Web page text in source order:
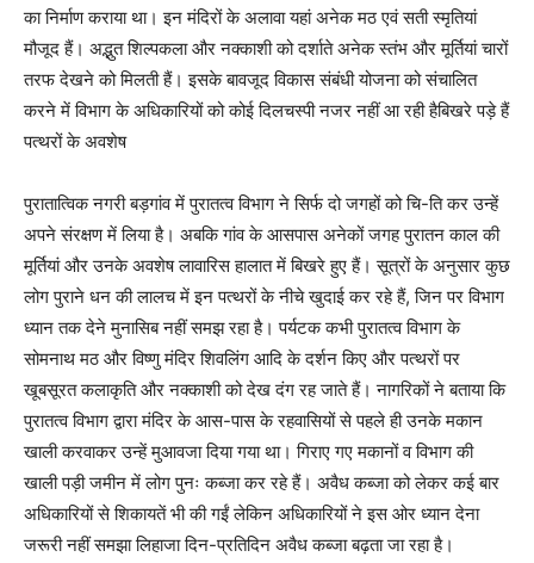
का निर्माण कराया था। इन मंदिरों के अलावा यहां अनेक मठ एवं सती स्मृतियां
मौजूद हैं। अद्भुत शिल्पकला और नक्काशी को दर्शाते अनेक स्तंभ और मूर्तियां चारों
तरफ देखने को मिलती हैं। इसके बावजूद विकास संबंधी योजना को संचालित
करने में विभाग के अधिकारियों को कोई दिलचस्पी नजर नहीं आ रही हैबिखरे पड़े हैं
पत्थरों के अवशेष
पुरातात्विक नगरी बड़गांव में पुरातत्व विभाग ने सिर्फ दो जगहों को चि-ति कर उन्हें
अपने संरक्षण में लिया है। अबकि गांव के आसपास अनेकों जगह पुरातन काल की
मूर्तियां और उनके अवशेष लावारिस हालात में बिखरे हुए हैं। सूत्रों के अनुसार कुछ
लोग पुराने धन की लालच में इन पत्थरों के नीचे खुदाई कर रहे हैं, जिन पर विभाग
ध्यान तक देने मुनासिब नहीं समझ रहा है। पर्यटक कभी पुरातत्व विभाग के
सोमनाथ मठ और विष्णु मंदिर शिवलिंग आदि के दर्शन किए और पत्थरों पर
खूबसूरत कलाकृति और नक्काशी को देख दंग रह जाते हैं। नागरिकों ने बताया कि
पुरातत्व विभाग द्वारा मंदिर के आस-पास के रहवासियों से पहले ही उनके मकान
खाली करवाकर उन्हें मुआवजा दिया गया था। गिराए गए मकानों व विभाग की
खाली पड़ी जमीन में लोग पुनः कब्जा कर रहे हैं। अवैध कब्जा को लेकर कई बार
अधिकारियों से शिकायतें भी की गईं लेकिन अधिकारियों ने इस ओर ध्यान देना
जरूरी नहीं समझा लिहाजा दिन-प्रतिदिन अवैध कब्जा बढ़ता जा रहा है।